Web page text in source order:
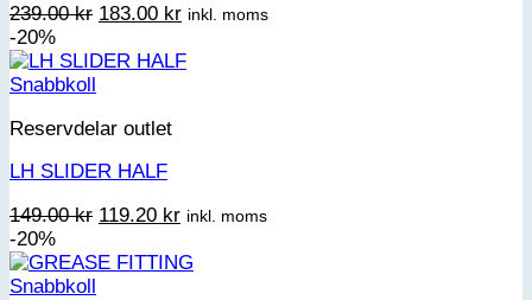
239.00kr Det
priset
183.00 krDet
priset
inkl. moms
-20%
Snabbkoll
Reservdelar outlet
LH SLIDER HALF
149.00kr Det
priset
119.20 krDet
priset
inkl. moms
-20%
Snabbkoll